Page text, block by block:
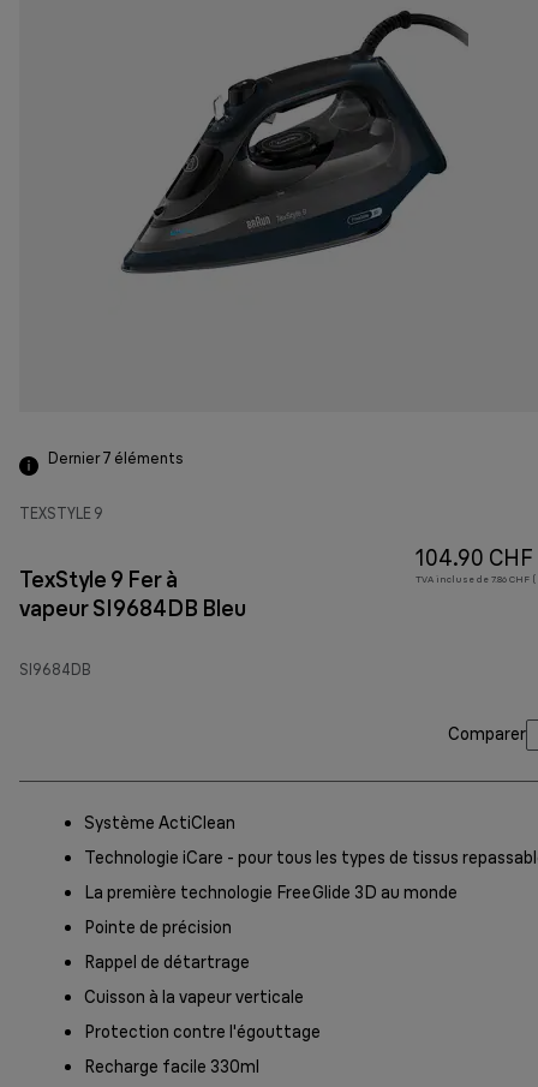
Dernier 7 éléments
TEXSTYLE 9
TexStyle 9 Fer à
vapeur SI9684DB Bleu
SI9684DB
104.90 CHF
TVA incluse de 7.86 CHF (
Comparer
Système ActiClean
Technologie iCare - pour tous les types de tissus
La première technologie FreeGlide 3D au monde
Pointe de précision
Rappel de détartrage
Cuisson à la vapeur verticale
Protection contre l'égouttage
Recharge facile 330ml